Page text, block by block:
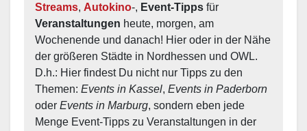
Streams, Autokino-, Event-Tipps
Veranstaltungen heute, morgen, am
Wochenende und danach! Hier oder in der Nähe
der größeren Städte in Nordhessen und OWL.
D.h.: Hier findest Du nicht nur Tipps zu den
Themen: Events in Kassel, Events in Paderborn
oder Events in Marburg, sondern eben jede
Menge Event-Tipps zu Veranstaltungen in der